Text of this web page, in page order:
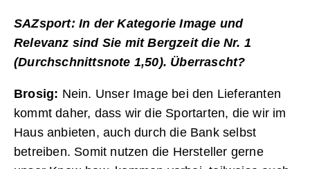
SAZsport: In der Kategorie Image und
Relevanz sind Sie mit Bergzeit die Nr. 1
(Durchschnittsnote 1,50). Überrascht?
Brosig: Nein. Unser Image bei den Lieferanten
kommt daher, dass wir die Sportarten, die wir im
Haus anbieten, auch durch die Bank selbst
betreiben. Somit nutzen die Hersteller gerne